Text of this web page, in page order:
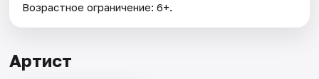
Возрастное ограничение: 6+.
Артист